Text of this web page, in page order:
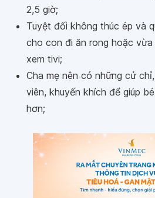
2,5 giờ;
Tuyệt đối không thúc ép và
cho con đi ăn rong hoặc
xem tivi;
Cha mẹ nên có những cử
viên, khuyến khích để giúp
hơn;